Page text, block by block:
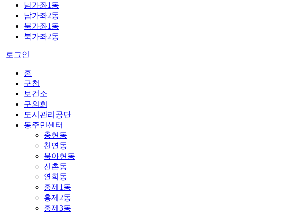
남가좌1동
남가좌2동
북가좌1동
북가좌2동
로그인
홈
구청
보건소
구의회
도시관리공단
동주민센터
충현동
천연동
북아현동
신촌동
연희동
홍제1동
홍제2동
홍제3동